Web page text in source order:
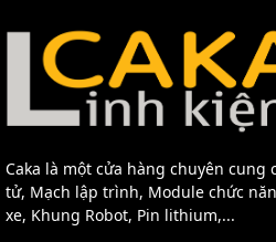
Arduino SRF-05
5V 5V
GND GND
D7 TRIG
*/
#include <Wire.h>
#include <LiquidCrystal_I2C.h>
Caka là một cửa hàng chuyên cung
tử, Mạch lập trình, Module chức
xe, Khung Robot, Pin lithium,...